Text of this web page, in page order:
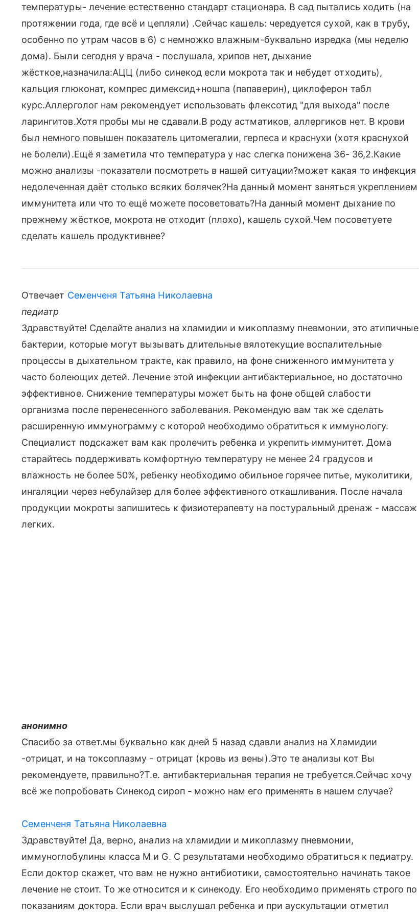
температуры- лечение естественно стандарт стационара. В сад пытались ходить (на
протяжении года, где всё и цепляли) .Сейчас кашель: чередуется сухой, как в трубу,
особенно по утрам часов в 6) с немножко влажным-буквально изредка (мы неделю
дома). Были сегодня у врача - послушала, хрипов нет, дыхание
жёсткое,назначила:АЦЦ (либо синекод если мокрота так и небудет отходить),
кальция глюконат, компрес димексид+ношпа (папаверин), циклоферон табл
курс.Аллерголог нам рекомендует использовать флексотид "для выхода" после
ларингитов.Хотя пробы мы не сдавали.В роду астматиков, аллергиков нет. В крови
был немного повышен показатель цитомегалии, герпеса и краснухи (хотя краснухой
не болели).Ещё я заметила что температура у нас слегка понижена 36- 36,2.Какие
можно анализы -показатели посмотреть в нашей ситуации?может какая то инфекция
недолеченная даёт столько всяких болячек?На данный момент заняться укреплением
иммунитета или что то ещё можете посоветовать?На данный момент дыхание по
прежнему жёсткое, мокрота не отходит (плохо), кашель сухой.Чем посоветуете
сделать кашель продуктивнее?
Отвечает Семенченя Татьяна Николаевна
педиатр
Здравствуйте! Сделайте анализ на хламидии и микоплазму пневмонии, это атипичные
бактерии, которые могут вызывать длительные вялотекущие воспалительные
процессы в дыхательном тракте, как правило, на фоне сниженного иммунитета у
часто болеющих детей. Лечение этой инфекции антибактериальное, но достаточно
эффективное. Снижение температуры может быть на фоне общей слабости
организма после перенесенного заболевания. Рекомендую вам так же сделать
расширенную иммунограмму с которой необходимо обратиться к иммунологу.
Специалист подскажет вам как пролечить ребенка и укрепить иммунитет. Дома
старайтесь поддерживать комфортную температуру не менее 24 градусов и
влажность не более 50%, ребенку необходимо обильное горячее питье, муколитики,
ингаляции через небулайзер для более эффективного откашливания. После начала
продукции мокроты запишитесь к физиотерапевту на постуральный дренаж - массаж
легких.
анонимно
Спасибо за ответ.мы буквально как дней 5 назад сдавли анализ на Хламидии
-отрицат, и на токсоплазму - отрицат (кровь из вены).Это те анализы кот Вы
рекомендуете, правильно?Т.е. антибактериальная терапия не требуется.Сейчас хочу
всё же попробовать Синекод сироп - можно нам его применять в нашем случае?
Семенченя Татьяна Николаевна
Здравствуйте! Да, верно, анализ на хламидии и микоплазму пневмонии,
иммуноглобулины класса М и G. С результатами необходимо обратиться к педиатру.
Если доктор скажет, что вам не нужно антибиотики, самостоятельно начинать такое
лечение не стоит. То же относится и к синекоду. Его необходимо применять строго по
показаниям доктора. Если врач выслушал ребенка и при аускультации отметил